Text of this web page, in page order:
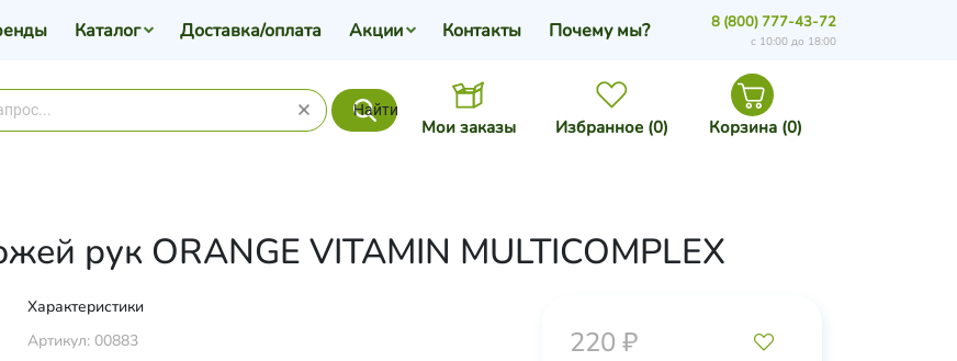
Найти
Мои заказы Избранное (0) Корзина (0)
Каталог Доставка/оплата Акции Контакты Почему мы? 8 (800) 777-43-72
с 10:00 до 18:00
рук ORANGE VITAMIN MULTICOMPLEX
Характеристики
Артикул: 00883
220 ₽